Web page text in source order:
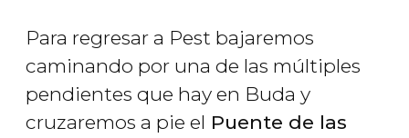
Para regresar a Pest bajaremos
caminando por una de las múltiples
pendientes que hay en Buda y
cruzaremos a pie el Puente de las